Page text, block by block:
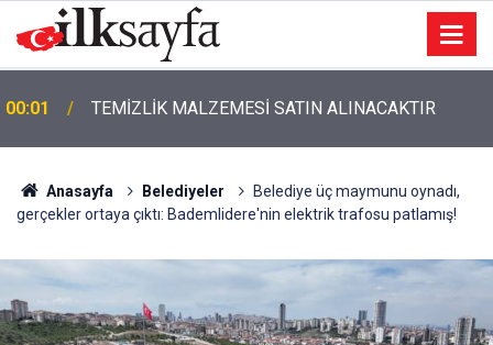
00:01 TEMİZLİK MALZEMESİ SATIN ALINACAKTIR
Anasayfa Belediyeler
Belediye üç maymunu oynadı,
gerçekler ortaya çıktı: Bademlidere'nin elektrik trafosu patlamış!